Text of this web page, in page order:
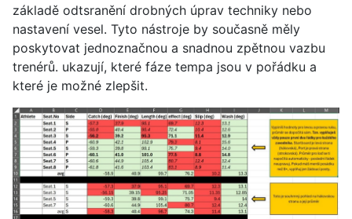
základě odtsranění drobných úprav techniky nebo
nastavení vesel. Tyto nástroje by současně měly
poskytovat jednoznačnou a snadnou zpětnou vazbu
trenérů. ukazují, které fáze tempa jsou v pořádku a
které je možné zlepšit.